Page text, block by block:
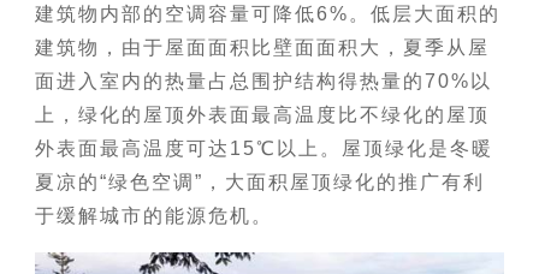
建筑物内部的空调容量可降低6%。低层大面积的
建筑物，由于屋面面积比壁面面积大，夏季从屋
面进入室内的热量占总围护结构得热量的70%以
上，绿化的屋顶外表面最高温度比不绿化的屋顶
外表面最高温度可达15℃以上。屋顶绿化是冬暖
夏凉的“绿色空调”，大面积屋顶绿化的推广有利
于缓解城市的能源危机。